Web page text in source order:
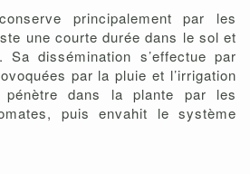
principalement par les
une courte durée dans le sol et
dissémination s’effectue par
par la pluie et l’irrigation
dans la plante par les
puis envahit le système